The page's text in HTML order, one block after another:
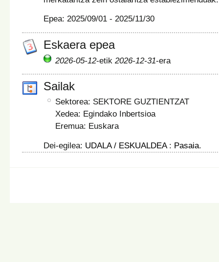
Epea: 2025/09/01 - 2025/11/30
Eskaera epea
2026-05-12-etik 2026-12-31-era
Sailak
Sektorea: SEKTORE GUZTIENTZAT
Xedea: Egindako Inbertsioa
Eremua: Euskara
Dei-egilea: UDALA / ESKUALDEA: Pasaia.